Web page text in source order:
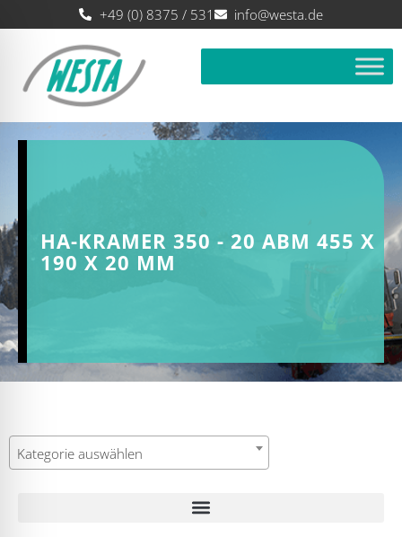
+49 (0) 8375 / 531 info@westa.de
HA-KRAMER 350 - 20 ABM 455 X
190 X 20 MM
Kategorie auswählen